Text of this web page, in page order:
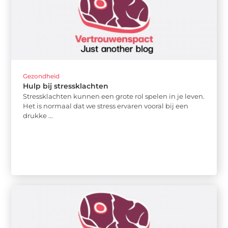
Gezondheid
Hulp bij stressklachten
Stressklachten kunnen een grote rol spelen in je leven.
Het is normaal dat we stress ervaren vooral bij een
drukke ...